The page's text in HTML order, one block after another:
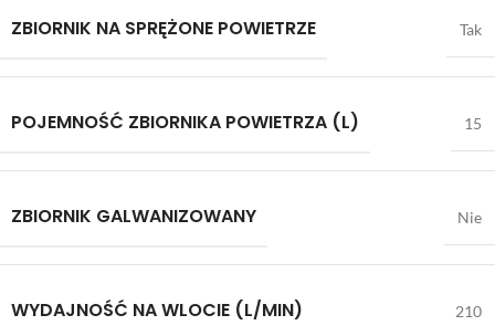
ZBIORNIK NA SPRĘŻONE POWIETRZE Tak
POJEMNOŚĆ ZBIORNIKA POWIETRZA (L) 15
ZBIORNIK GALWANIZOWANY Nie
WYDAJNOŚĆ NA WLOCIE (L/MIN) 210